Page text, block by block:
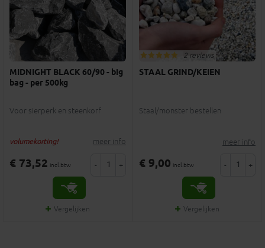
MIDNIGHT BLACK 60/90 - big
bag - per 500kg
Voor sierperk en steenkorf
volumekorting! meer info
€ 73,52 incl.btw - +
Vergelijken
2 reviews
STAAL GRIND/KEIEN
Staal/monster bestellen
meer info
€ 9,00 incl.btw - +
Vergelijken